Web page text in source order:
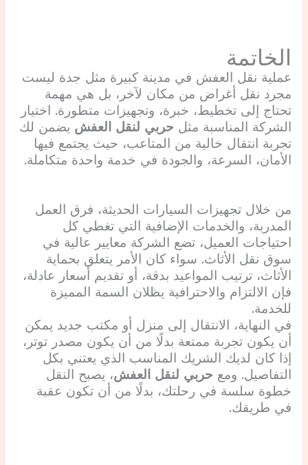
الخاتمة
عملية نقل العفش في مدينة كبيرة مثل جدة ليست
مجرد نقل أغراض من مكان لآخر، بل هي مهمة
تحتاج إلى تخطيط، خبرة، وتجهيزات متطورة. اختيار
الشركة المناسبة مثل حربي لنقل العفش يضمن لك
تجربة انتقال خالية من المتاعب، حيث يجتمع فيها
الأمان، السرعة، والجودة في خدمة واحدة متكاملة.
من خلال تجهيزات السيارات الحديثة، فرق العمل
المدربة، والخدمات الإضافية التي تغطي كل
احتياجات العميل، تضع الشركة معايير عالية في
سوق نقل الأثاث. سواء كان الأمر يتعلق بحماية
الأثاث، ترتيب المواعيد بدقة، أو تقديم أسعار عادلة،
فإن الالتزام والاحترافية يظلان السمة المميزة
للخدمة.
في النهاية، الانتقال إلى منزل أو مكتب جديد يمكن
أن يكون تجربة ممتعة بدلًا من أن يكون مصدر توتر،
إذا كان لديك الشريك المناسب الذي يعتني بكل
التفاصيل. ومع حربي لنقل العفش، يصبح النقل
خطوة سلسة في رحلتك، بدلًا من أن تكون عقبة
في طريقك.